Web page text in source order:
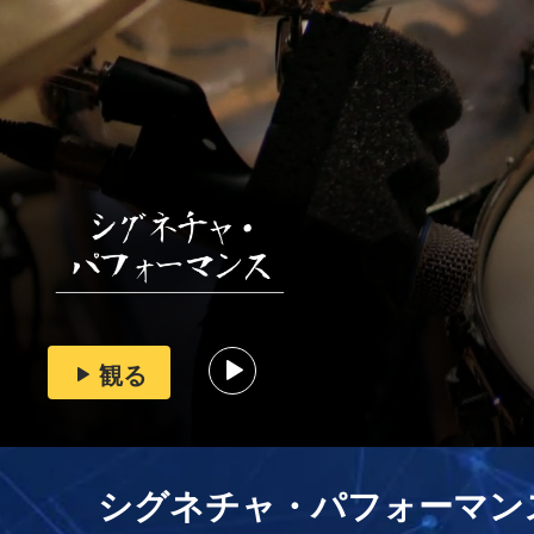
観る
シグネチャ・パフォーマ